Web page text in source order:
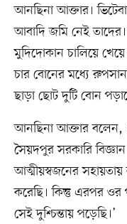
আনছিনা আক্তার।
আবাদি জমি নেই তাদের।
মুদিদোকান চালিয়ে
চার বোনের মধ্যে
ছাড়া ছোট দুটি বোন
আনছিনা আক্তার বলেন,
সৈয়দপুর সরকারি
আত্মীয়স্বজনের
করেছি। কিন্তু এরপর
সেই দুশ্চিন্তায় পড়েছি।’